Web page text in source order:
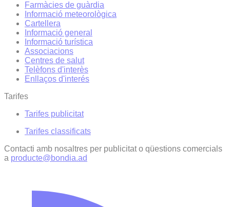
Farmàcies de guàrdia
Informació meteorològica
Cartellera
Informació general
Informació turística
Associacions
Centres de salut
Telèfons d'interès
Enllaços d'interés
Tarifes
Tarifes publicitat
Tarifes classificats
Contacti amb nosaltres per publicitat o qüestions comercials
a producte@bondia.ad